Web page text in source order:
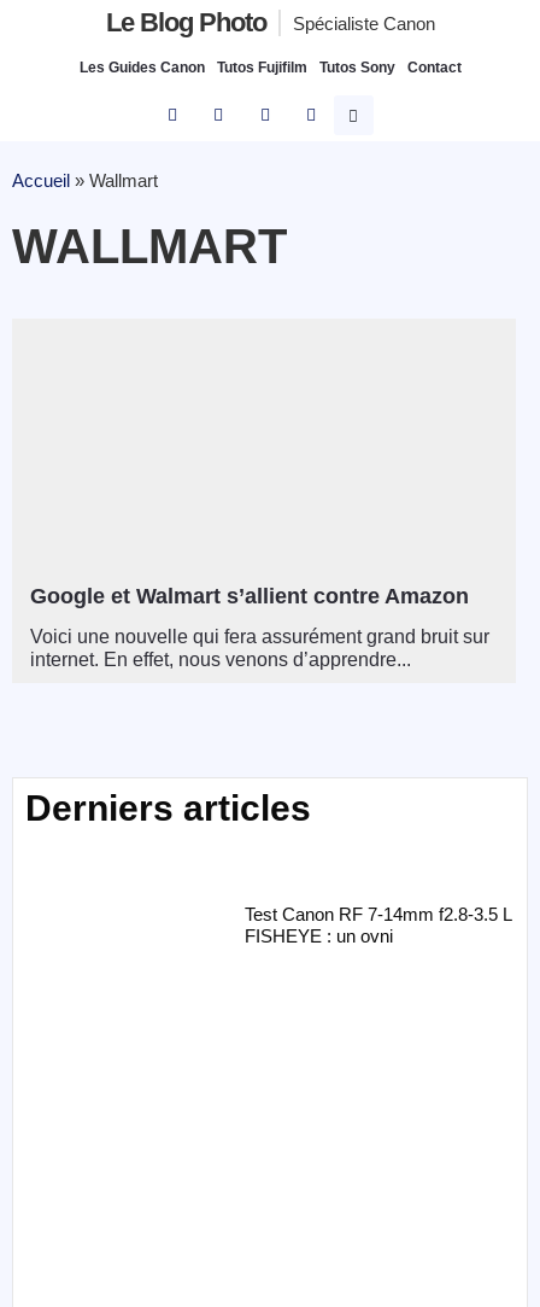
Le Blog Photo Spécialiste Canon
Les Guides Canon Tutos Fujifilm Tutos Sony Contact
Accueil » Wallmart
WALLMART
Google et Walmart s’allient contre Amazon
Voici une nouvelle qui fera assurément grand bruit sur
internet. En effet, nous venons d’apprendre...
Derniers articles
Test Canon RF 7-14mm f2.8-3.5 L
FISHEYE : un ovni